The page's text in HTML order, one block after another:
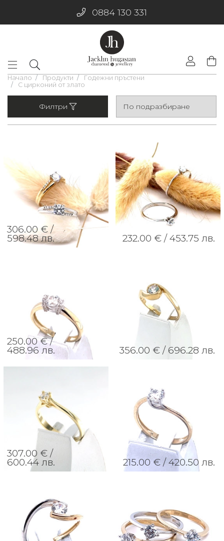
0884 130 331
Начало Продукти
Годежни пръстени
С цирконий от злато
Филтри
306.00 € /
598.48 лв. 232.00 € / 453.75 лв.
250.00 € /
488.96 лв. 356.00 € / 696.28 лв.
307.00 € /
600.44 лв. 215.00 € / 420.50 лв.